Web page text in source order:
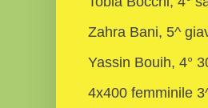
Zahra Bani, 5^
Yassin Bouih, 4°
4x400 femminile